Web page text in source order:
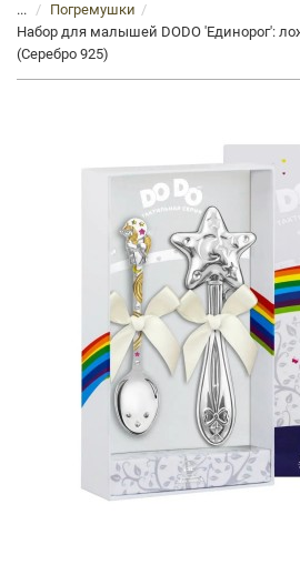
...
Погремушки
Набор для малышей DODO 'Единорог':
(Серебро 925)